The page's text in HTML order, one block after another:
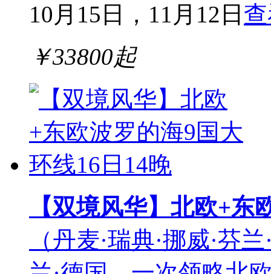
10月15日，11月12日
￥33800起
【双境风华】北欧+东
（丹麦·瑞典·挪威·芬